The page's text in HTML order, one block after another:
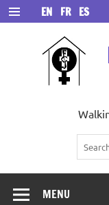
Skip
to
content
EN FR ES
MENU